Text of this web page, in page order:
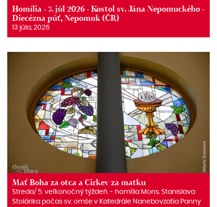
Homília - 7. júl 2026 - Kostol sv. Jána Nepomuckého -
Diecézna púť, Nepomuk (ČR)
13 júla, 2026
Mať Boha za otca a Cirkev za matku
Streda/ 5. veľkonočný týždeň. ‒ homília Mons. Stanislava
Stolárika počas sv. omše v Katedrále Nanebovzatia Panny